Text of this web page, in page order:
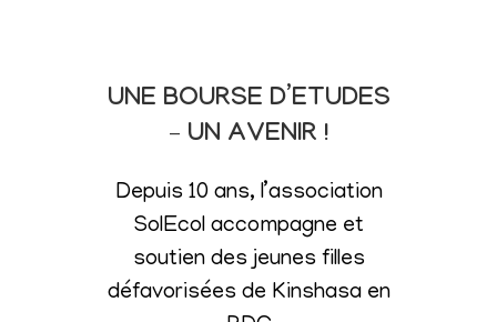
UNE BOURSE D’ETUDES
– UN AVENIR !
Depuis 10 ans, l’association
SolEcol accompagne et
soutien des jeunes filles
défavorisées de Kinshasa en